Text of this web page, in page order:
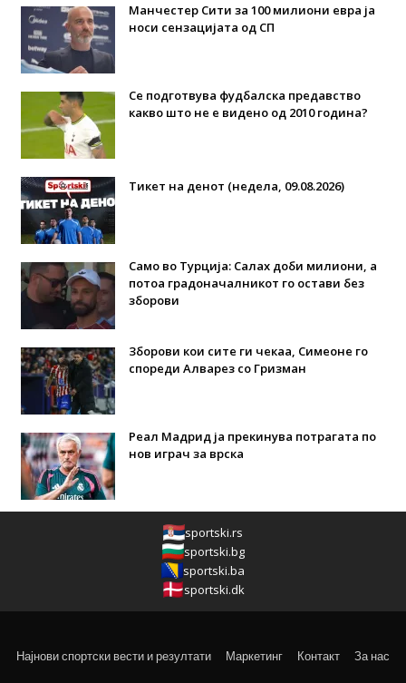
Манчестер Сити за 100 милиони евра ја
носи сензацијата од СП
Се подготвува фудбалска предавство
какво што не е видено од 2010 година?
Тикет на денот (недела, 09.08.2026)
Само во Турција: Салах доби милиони, а
потоа градоначалникот го остави без
зборови
Зборови кои сите ги чекаа, Симеоне го
спореди Алварез со Гризман
Реал Мадрид ја прекинува потрагата по
нов играч за врска
sportski.rs
sportski.bg
sportski.ba
sportski.dk
Најнови спортски вести и резултати Маркетинг Контакт За нас